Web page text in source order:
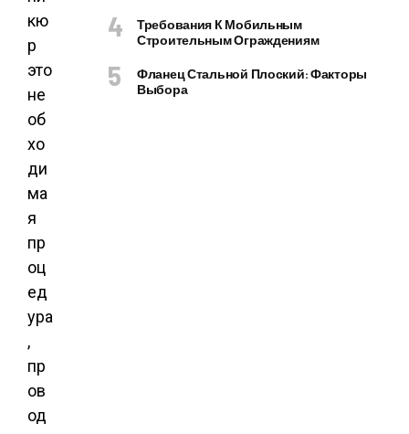
кю
р
это
не
об
хо
ди
ма
я
пр
оц
ед
ура
,
пр
ов
од
Требования К Мобильным
Строительным Ограждениям
Фланец Стальной Плоский: Факторы
Выбора